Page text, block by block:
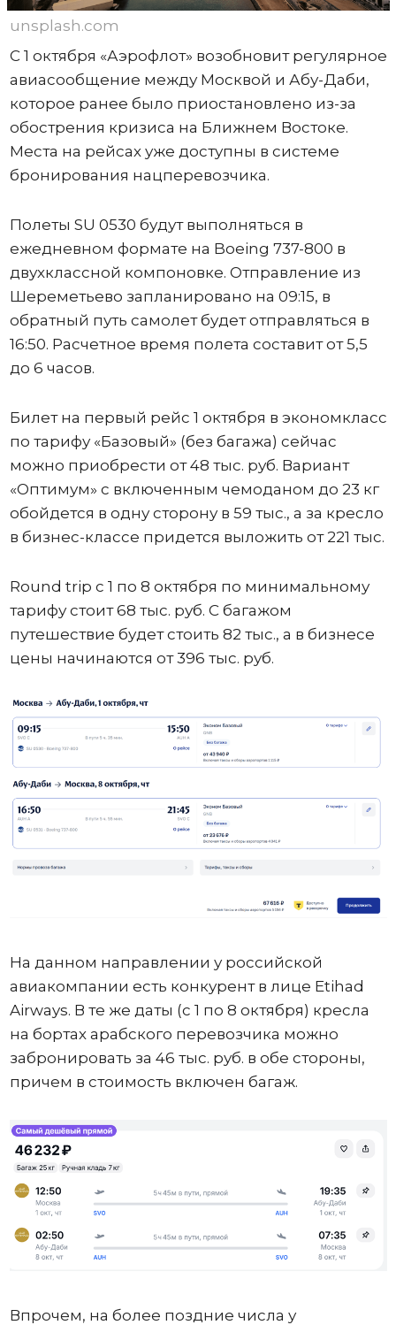
unsplash.com
С 1 октября «Аэрофлот» возобновит регулярное
авиасообщение между Москвой и Абу-Даби,
которое ранее было приостановлено из-за
обострения кризиса на Ближнем Востоке.
Места на рейсах уже доступны в системе
бронирования нацперевозчика.
Полеты SU 0530 будут выполняться в
ежедневном формате на Boeing 737-800 в
двухклассной компоновке. Отправление из
Шереметьево запланировано на 09:15, в
обратный путь самолет будет отправляться в
16:50. Расчетное время полета составит от 5,5
до 6 часов.
Билет на первый рейс 1 октября в экономкласс
по тарифу «Базовый» (без багажа) сейчас
можно приобрести от 48 тыс. руб. Вариант
«Оптимум» с включенным чемоданом до 23 кг
обойдется в одну сторону в 59 тыс., а за кресло
в бизнес-классе придется выложить от 221 тыс.
Round trip с 1 по 8 октября по минимальному
тарифу стоит 68 тыс. руб. С багажом
путешествие будет стоить 82 тыс., а в бизнесе
цены начинаются от 396 тыс. руб.
На данном направлении у российской
авиакомпании есть конкурент в лице Etihad
Airways. В те же даты (с 1 по 8 октября) кресла
на бортах арабского перевозчика можно
забронировать за 46 тыс. руб. в обе стороны,
причем в стоимость включен багаж.
Впрочем, на более поздние числа у